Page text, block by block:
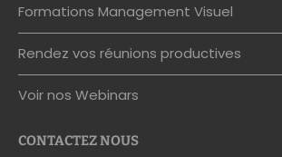
Formations Management Visuel
Rendez vos réunions productives
Voir nos Webinars
CONTACTEZ NOUS